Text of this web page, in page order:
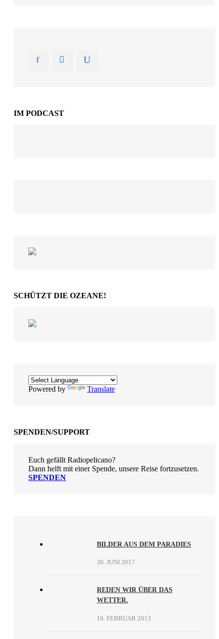
IM PODCAST
SCHÜTZT DIE OZEANE!
Powered by Translate
SPENDEN/SUPPORT
Euch gefällt Radiopelicano?
Dann helft mit einer Spende, unsere Reise fortzusetzen.
SPENDEN
BILDER AUS DEM PARADIES
30. JUNI 2017
REDEN WIR ÜBER DAS
WETTER.
16. FEBRUAR 2013